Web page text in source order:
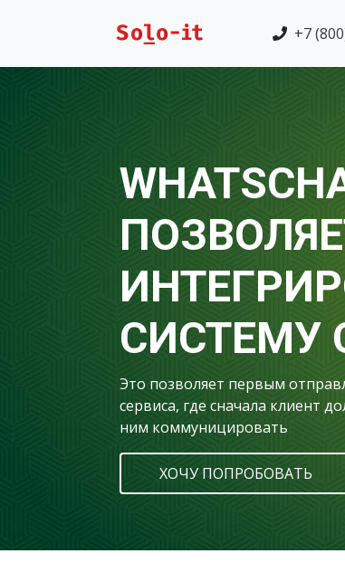
+7
СИСТЕМУ
Это позволяет первым
сервиса, где сначала клиент
ним коммуницировать